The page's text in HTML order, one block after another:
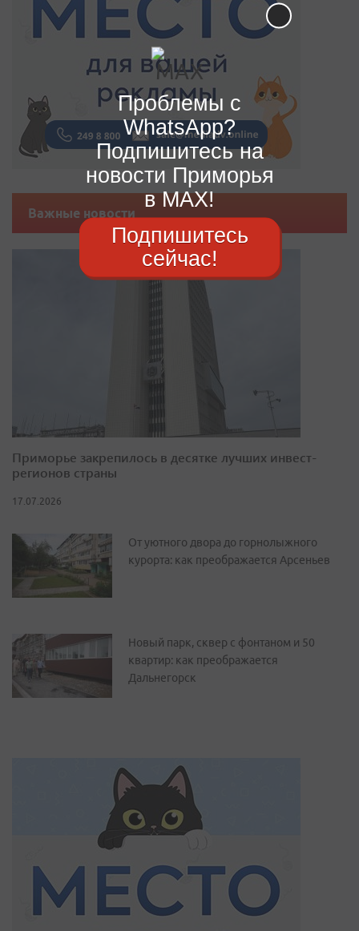
Важные новости
Приморье закрепилось в десятке лучших инвест-
регионов страны
17.07.2026
От уютного двора до горнолыжного
курорта: как преображается Арсеньев
Новый парк, сквер с фонтаном и 50
квартир: как преображается
Дальнегорск
Проблемы с
WhatsApp?
Подпишитесь на
новости Приморья
в MAX!
Подпишитесь
сейчас!